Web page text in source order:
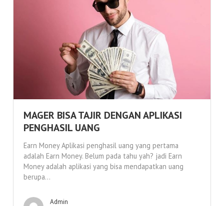
MAGER BISA TAJIR DENGAN APLIKASI
PENGHASIL UANG
Earn Money Aplikasi penghasil uang yang pertama
adalah Earn Money. Belum pada tahu yah? jadi Earn
Money adalah aplikasi yang bisa mendapatkan uang
berupa...
Admin